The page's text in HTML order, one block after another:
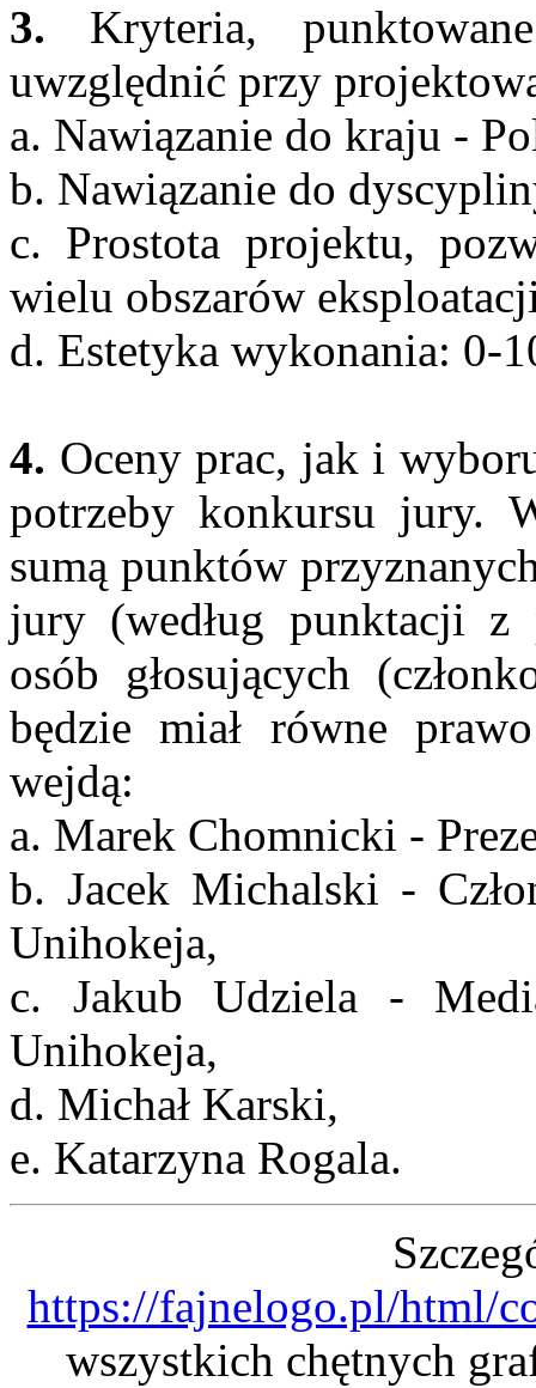
3. Kryteria,
uwzględnić przy
a. Nawiązanie do kraju -
b. Nawiązanie do
c. Prostota projektu,
wielu obszarów
d. Estetyka wykonania: 0-
4. Oceny prac, jak i
potrzeby konkursu jury.
sumą punktów
jury (według punktacji
osób głosujących
będzie miał równe
wejdą:
a. Marek Chomnicki -
b. Jacek Michalski -
Unihokeja,
c. Jakub Udziela -
Unihokeja,
d. Michał Karski,
e. Katarzyna Rogala.
https://fajnelogo.pl/html/
wszystkich chętnych